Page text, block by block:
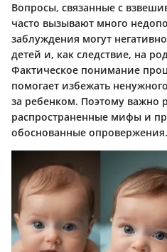
Вопросы, связанные с
часто вызывают много
заблуждения могут
детей и, как следствие, на
Фактическое понимание
помогает избежать
за ребенком. Поэтому важно
распространенные мифы и
обоснованные опровержения.